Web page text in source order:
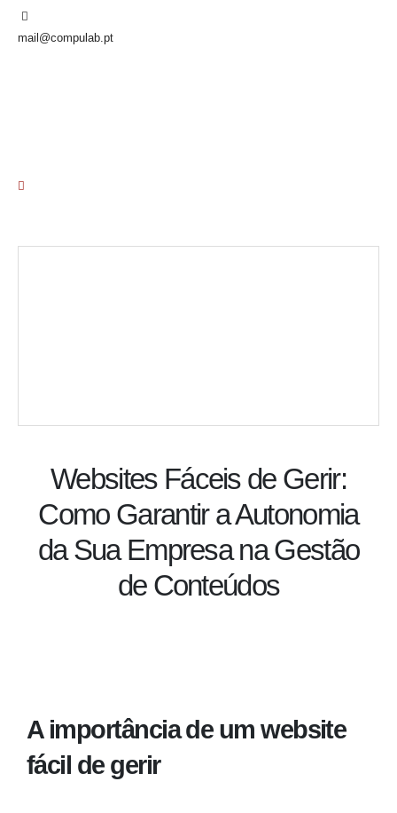
mail@compulab.pt
Websites Fáceis de Gerir:
Como Garantir a Autonomia
da Sua Empresa na Gestão
de Conteúdos
A importância de um website
fácil de gerir